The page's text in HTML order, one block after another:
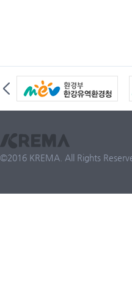
©2016 KREMA. All Rights